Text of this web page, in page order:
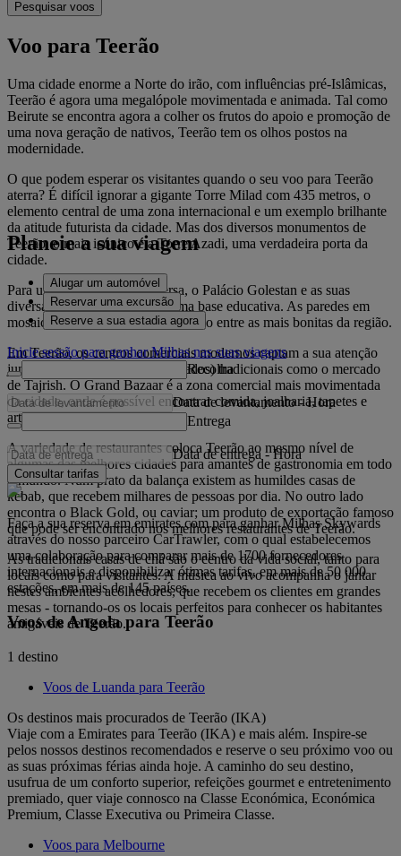
Pesquisar voos
Voo para Teerão
Uma cidade enorme a Norte do irão, com influências pré-Islâmicas,
Teerão é agora uma megalópole movimentada e animada. Tal como
Beirute se encontra agora a colher os frutos do apoio e promoção de
uma nova geração de nativos, Teerão tem os olhos postos na
modernidade.
O que podem esperar os visitantes quando o seu voo para Teerão
aterra? É difícil ignorar a gigante Torre Milad com 435 metros, o
elemento central de uma zona internacional e um exemplo brilhante
da atitude futurista da cidade. Mas dos diversos monumentos de
Teerão, o mais icónico é a Torre Azadi, uma verdadeira porta da
cidade.
Para um regresso à época Persa, o Palácio Golestan e as suas
diversas estruturas fornecem uma base educativa. As paredes em
mosaico de Karim Khani Nool estão entre as mais bonitas da região.
Em Teerão, os centros comerciais modernos captam a sua atenção
juntamente com os souks (mercados) tradicionais como o mercado
de Tajrish. O Grand Bazaar é a zona comercial mais movimentada
da cidade, onde é possível encontrar comida, joalharia, tapetes e
artesanato nas ruas.
A variedade de restaurantes coloca Teerão ao mesmo nível de
algumas das melhores cidades para amantes de gastronomia em todo
o mundo. Num prato da balança existem as humildes casas de
kebab, que recebem milhares de pessoas por dia. No outro lado
encontra o Black Gold, ou caviar; um produto de exportação famoso
que pode ser encontrado nos melhores restaurantes de Teerão.
As tradicionais casas de chá são o centro da vida social, tanto para
locais como para visitantes. A música ao vivo acompanha o jantar
nestes ambientes acolhedores, que recebem os clientes em grandes
mesas - tornando-os os locais perfeitos para conhecer os habitantes
amigáveis de Teerão.
Planeie a sua viagem
Alugar um automóvel
Reservar uma excursão
Reserve a sua estadia agora
Inicie sessão para ganhar Milhas nas suas viagens
Recolha
Data de levantamento - Hora
Entrega
Data de entrega - Hora
Consultar tarifas
Faça a sua reserva em emirates.com para ganhar Milhas Skywards
através do nosso parceiro CarTrawler, com o qual estabelecemos
uma colaboração para comparar mais de 1700 fornecedores
internacionais e disponibilizar ótimas tarifas, em mais de 50 000
estações, em mais de 145 países.
Voos de Angola para Teerão
1 destino
Voos de Luanda para Teerão
Os destinos mais procurados de Teerão (IKA)
Viaje com a Emirates para Teerão (IKA) e mais além. Inspire-se
pelos nossos destinos recomendados e reserve o seu próximo voo ou
as suas próximas férias ainda hoje. A caminho do seu destino,
usufrua de um conforto superior, refeições gourmet e entretenimento
premiado, quer viaje connosco na Classe Económica, Económica
Premium, Classe Executiva ou Primeira Classe.
Voos para Melbourne